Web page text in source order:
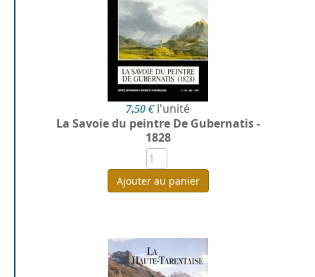
7,50 € l'unité
La Savoie du peintre De Gubernatis -
1828
Ajouter au panier